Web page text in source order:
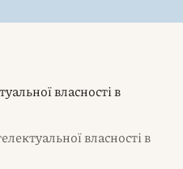
власності в
власності в